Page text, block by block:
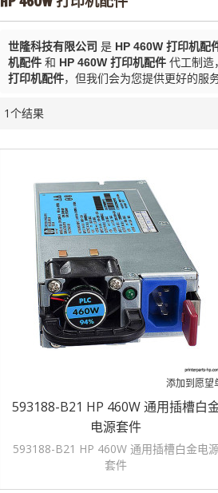
世隆科技有限公司 是 HP 460W 打印机配
机配件 和 HP 460W 打印机配件 代工制造
打印机配件，但我们会为您提供更好的服务
1个结果
添加到愿望
593188-B21 HP 460W 通用插槽白
电源套件
593188-B21 HP 460W 通用插槽白金电
套件